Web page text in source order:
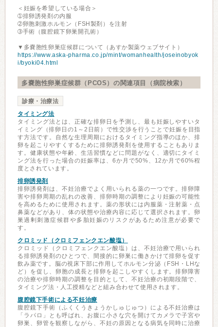
＜妊娠を希望している場合＞
➀排卵誘発剤の内服
➁卵胞刺激ホルモン（FSH製剤）を注射
➂手術（腹腔鏡下卵巣開孔術）
▼多嚢胞性卵巣症候群について（あすか製薬ウェブサイト）
https://www.aska-pharma.co.jp/mint/womanhealth/joseinobyok
i/byoki04.html
多嚢胞性卵巣症候群（PCOS）の関連項目（病院検索）
診療・治療法
タイミング法
タイミング法とは、正確な排卵日を予測し、最も妊娠しやすいタ
イミング（排卵日の1～2日前）で性交渉を行うことで妊娠を目指
す方法です。自然な生理周期におけるタイミング指導のほか、排
卵を起こりやすくするために排卵誘発剤を使用することもありま
す。健康状態や年齢、生活習慣などに問題がなく、適切にタイミ
ング法を行った場合の妊娠率は、6か月で50%、12か月で60%程
度とされています。
排卵誘発剤
排卵誘発剤は、不妊治療でよく用いられる薬の一つです。排卵障
害や排卵周期の乱れの改善、排卵時期の調整により妊娠の可能性
を高めるために使用されます。薬の形状には内服薬・注射薬・点
鼻薬などがあり、体の状態や治療内容に応じて選択されます。卵
巣過剰刺激症候群や多胎妊娠のリスクがあるため注意が必要で
す。
クロミッド（クロミフェンクエン酸塩）
クロミッド（クロミフェンクエン酸塩）は、不妊治療で用いられ
る排卵誘発剤のひとつで、間接的に卵巣に働きかけて排卵を促す
飲み薬です。脳の視床下部に作用してホルモン分泌（FSH・LHな
ど）を促し、卵胞の成長と排卵を起こしやすくします。排卵障害
の治療や排卵時期の調整を目的として、不妊治療の初期段階で、
タイミング法・人工授精などと組み合わせて使用されます。
腹腔鏡下手術による不妊治療
腹腔鏡下手術（ふくくうきょうかしゅじゅつ）による不妊治療は
「ラパロ」とも呼ばれ、お腹に小さな穴を開けてカメラで子宮や
卵巣、卵管を観察しながら、不妊の原因となる病気を同時に治療